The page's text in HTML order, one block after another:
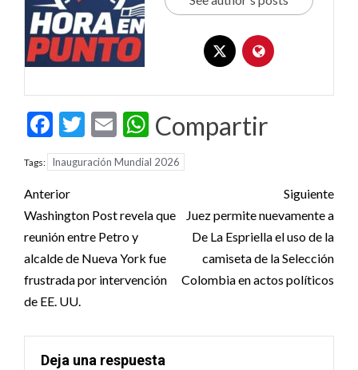
Facebook
Twitter
EmailWhatsApp
Compartir
Tags: Inauguración Mundial 2026
Post
navigation
Anterior
Washington Post revela que
reunión entre Petro y
alcalde de Nueva York fue
frustrada por intervención
de EE. UU.
Siguiente
Juez permite nuevamente a
De La Espriella el uso de la
camiseta de la Selección
Colombia en actos políticos
Deja una respuesta